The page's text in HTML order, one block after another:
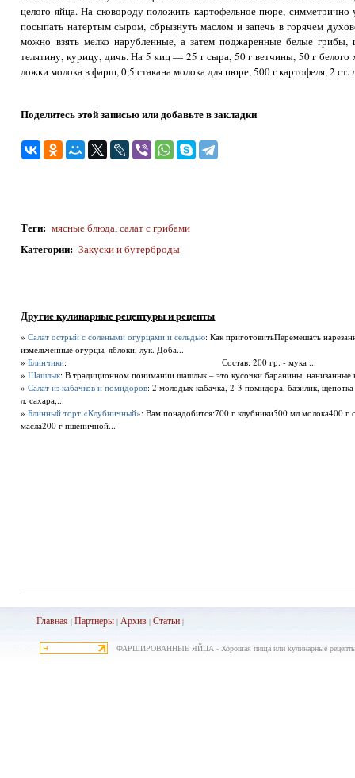
целого яйца. На сковороду положить картофельное пюре,
посы­пать натертым сыром, сбрызнуть маслом и запечь в го­рячем
можно взять мелко на­рубленные, а затем поджаренные белые
телятину, курицу, дичь. На 5 яиц — 25 г сыра, 50 г ветчины, 50 г белого
ложки молока в фарш, 0,5 стакана моло­ка для пюре, 500 г картофеля, 2 ст.
Поделитесь этой записью или добавьте в закладки
Теги: мясные блюда,салат с грибами
Категории: Закуски и бутерброды
Другие кулинарные рецептуры и рецепты
»Салат острый с солеными огурцами и сельдью: Как приготовитьПеремешать
измельченные огурцы, яблоки, лук. Доба...
»Блинчики: Состав: 200 гр. - мука ...
»Шашлык: В традиционном понимании шашлык – это кусочки баранины, нанизанные
»Салат из кабачков и помидоров: 2 молодых кабачка, 2-3 помидора, базилик,
л. сахара,...
»Блинный торт «Клубничный»: Вам понадобится:700 г клубники500 мл молока400 г
масла200 г пшеничной...
Главная |Партнеры |Архив |Статьи |
ФАРШИРОВАННЫЕ ЯЙЦА - Хорошая пища или кулинарные